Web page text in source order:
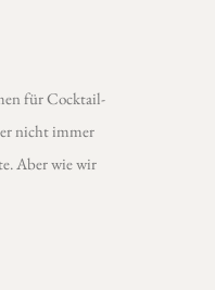
für Cocktail-
nicht immer
Aber wie wir